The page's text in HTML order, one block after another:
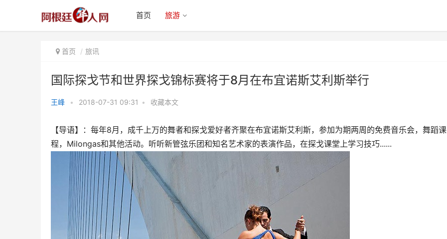
首页 旅游
首页 旅讯
国际探戈节和世界探戈锦标赛将于8月在布宜诺斯艾利斯举行
王峰 • 2018-07-31 09:31 • 收藏本文
【导语】：每年8月，成千上万的舞者和探戈爱好者齐聚在布宜诺斯艾利斯，参加为期两周的免费音乐会，舞蹈课
程，Milongas和其他活动。听听新管弦乐团和知名艺术家的表演作品，在探戈课堂上学习技巧......
8月在布宜诺斯艾利斯举